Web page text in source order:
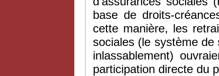
base de droits-
cette manière, les
sociales (le système
inlassablement)
participation directe du